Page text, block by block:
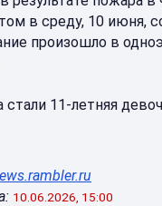
в среду, 10 июня,
произошло в
11-летняя
10.06.2026, 15:00